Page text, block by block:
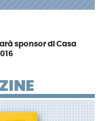
sponsor di Casa